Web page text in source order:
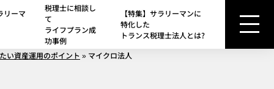
リーマ
税理士に相談し
て
ライフプラン成
功事例
【特集】サラリーマンに
特化した
トランス税理士法人とは?
い資産運用のポイント » マイクロ法人